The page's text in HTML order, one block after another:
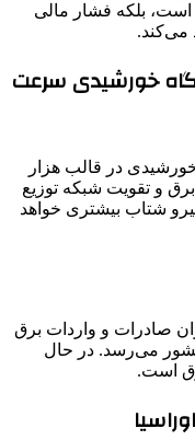
است، بلکه فشار مالی
می‌کند.
نیروگاه خورشیدی سرعت
نیروگاه خورشیدی در قالب هزار
برق و تقویت شبکه توزیع
وزیر نیرو شتاب بیشتری خواهد
صادرات و واردات برق
کشور می‌رسد. در حال
است.